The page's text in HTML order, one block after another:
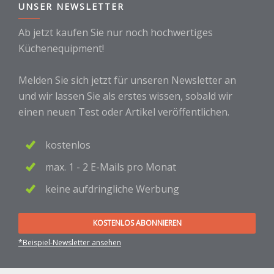
UNSER NEWSLETTER
Ab jetzt kaufen Sie nur noch hochwertiges
Küchenequipment!
Melden Sie sich jetzt für unseren Newsletter an
und wir lassen Sie als erstes wissen, sobald wir
einen neuen Test oder Artikel veröffentlichen.
kostenlos
max. 1 - 2 E-Mails pro Monat
keine aufdringliche Werbung
KOSTENLOS ABONNIEREN
*Beispiel-Newsletter ansehen